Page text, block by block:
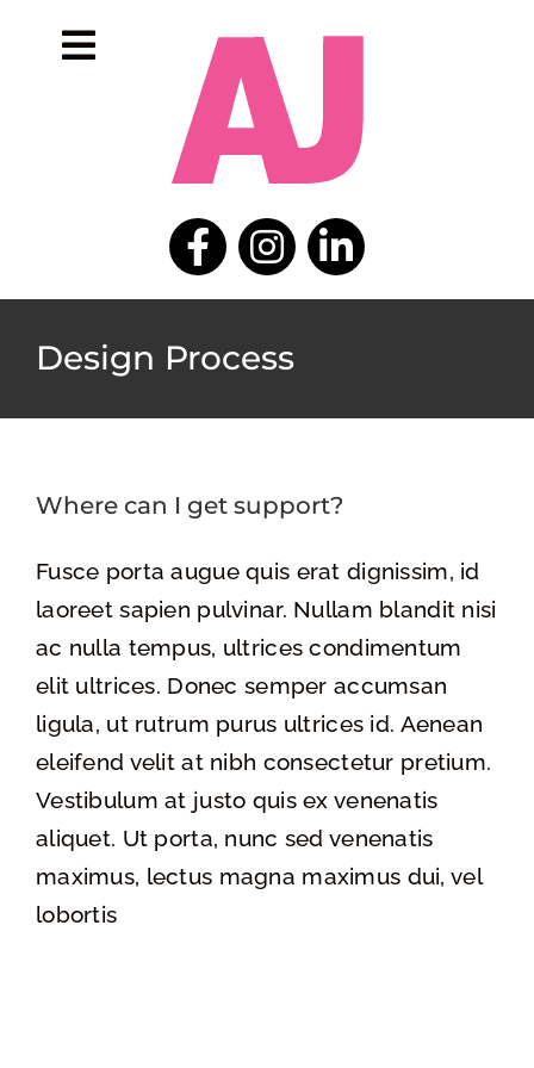
Toggle
Navigationhome
portfolio
about
contact
Design Process
Where can I get support?
Fusce porta augue quis erat dignissim, id
laoreet sapien pulvinar. Nullam blandit nisi
ac nulla tempus, ultrices condimentum
elit ultrices. Donec semper accumsan
ligula, ut rutrum purus ultrices id. Aenean
eleifend velit at nibh consectetur pretium.
Vestibulum at justo quis ex venenatis
aliquet. Ut porta, nunc sed venenatis
maximus, lectus magna maximus dui, vel
lobortis